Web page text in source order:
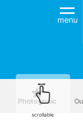
menu
Photogenic